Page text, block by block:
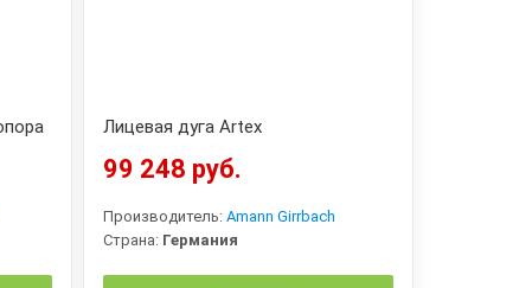
Лицевая дуга Artex
99 248 руб.
Производитель: Amann Girrbach
Страна: Германия